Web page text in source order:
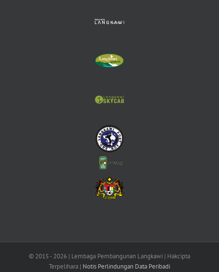
© 2015 - 2026 | Lembaga Pembangunan Langkawi | Hakcipta
Terpelihara | Notis Perlindungan Data Peribadi